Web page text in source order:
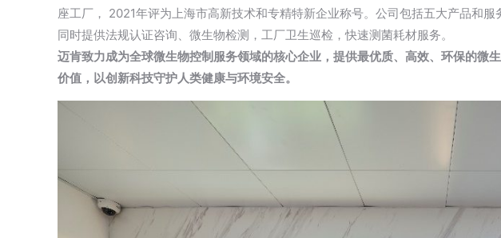
座工厂， 2021年评为上海市高新技术和专精特新企业称号。公司包括五大产品和
同时提供法规认证咨询、微生物检测，工厂卫生巡检，快速测菌耗材服务。
迈肯致力成为全球微生物控制服务领域的核心企业，提供最优质、高效、环保的微
价值，以创新科技守护人类健康与环境安全。